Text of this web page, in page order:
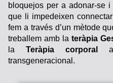
bloquejos per a adonar-se
que li impedeixen
fem a través d’un mètode
treballem amb la teràpia
la Teràpia corporal
transgeneracional.